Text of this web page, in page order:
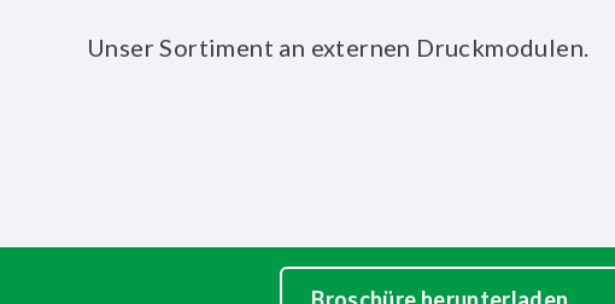
Unser Sortiment an externen Druckmodulen.